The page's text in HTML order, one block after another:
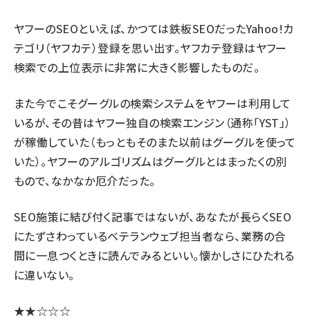
ヤフーのSEOといえば、かつては鉄板SEOだったYahoo!カ
テゴリ（ヤフカテ）登録を思い出す。ヤフカテ登録はヤフー
検索での上位表示に非常に大きく影響したものだ。
また今でこそグーグルの検索システムをヤフーは利用 して
いるが、その昔はヤフー独自の検索エンジン（通称「YST」）
が稼働していた（もっともそのまた以前はグーグルを使って
いた）。ヤフーのアルゴリズムはグーグルとはまったくの別
もので、なかなか厄介だった。
SEO施策に結び付く記事ではないが、あなたが長らくSEO
にたずさわっているベテランウェブ担当者なら、業務の合
間に一息つくときに読んでみるといい。懐かしさにひたれる
に違いない。
★★☆☆☆